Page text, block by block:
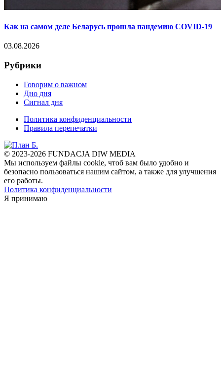
Как на самом деле Беларусь прошла пандемию COVID-19
03.08.2026
Рубрики
Говорим о важном
Дно дня
Сигнал дня
Политика конфиденциальности
Правила перепечатки
© 2023-2026 FUNDACJA DIW MEDIA
Мы используем файлы cookie, чтоб вам было удобно и
безопасно пользоваться нашим сайтом, а также для улучшения
его работы.
Политика конфиденциальности
Я принимаю